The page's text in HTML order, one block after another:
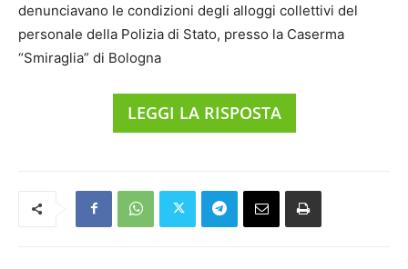
denunciavano le condizioni degli alloggi collettivi del
personale della Polizia di Stato, presso la Caserma
“Smiraglia” di Bologna
LEGGI LA RISPOSTA